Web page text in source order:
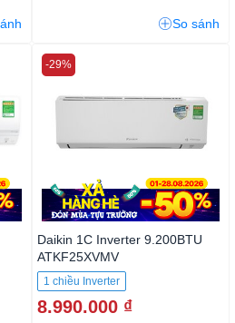
So sánh
Daikin 1C Inverter 9.200BTU
ATKF25XVMV
1 chiều Inverter
8.990.000 ₫
-29%